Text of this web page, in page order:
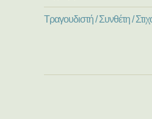
Τραγουδιστή / Συνθέτη /